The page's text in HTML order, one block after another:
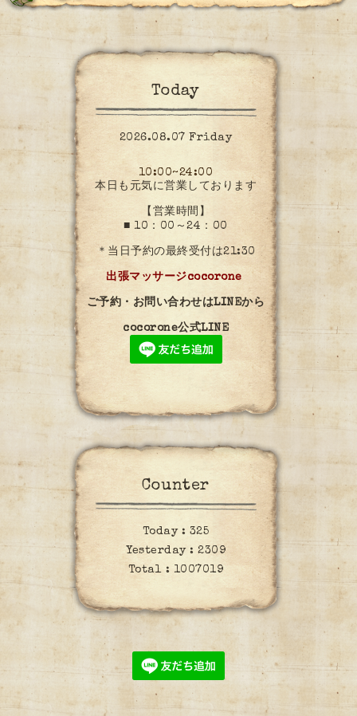
Today
2026.08.07 Friday
10:00~24:00
本日も元気に営業しております
【営業時間】
■ 10：00～24：00
＊当日予約の最終受付は21:30
出張マッサージcocorone
ご予約・お問い合わせはLINEから
cocorone公式LINE
Counter
Today : 325
Yesterday : 2309
Total : 1007019